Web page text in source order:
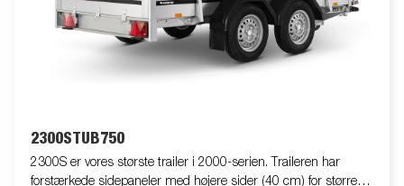
2300STUB750
2300S er vores største trailer i 2000-serien. Traileren har
forstærkede sidepaneler med højere sider (40 cm) for større